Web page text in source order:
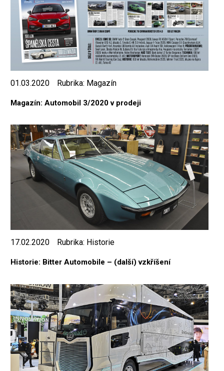
01.03.2020 Rubrika: Magazín
Magazín: Automobil 3/2020 v prodeji
17.02.2020 Rubrika: Historie
Historie: Bitter Automobile – (další) vzkříšení